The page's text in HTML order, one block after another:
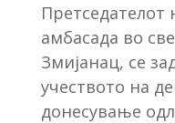
Претседателот
амбасада во
Змијанац, се
учеството на
донесување